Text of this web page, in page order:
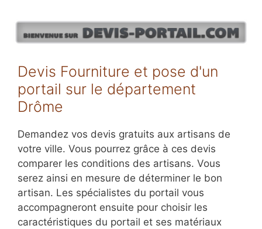
contenu
Devis Fourniture et pose d'un
portail sur le département
Drôme
Demandez vos devis gratuits aux artisans de
votre ville. Vous pourrez grâce à ces devis
comparer les conditions des artisans. Vous
serez ainsi en mesure de déterminer le bon
artisan. Les spécialistes du portail vous
accompagneront ensuite pour choisir les
caractéristiques du portail et ses matériaux